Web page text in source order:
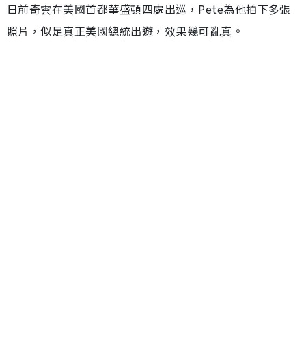
日前奇雲在美國首都華盛頓四處出巡，Pete為他拍下多張
照片，似足真正美國總統出遊，效果幾可亂真。